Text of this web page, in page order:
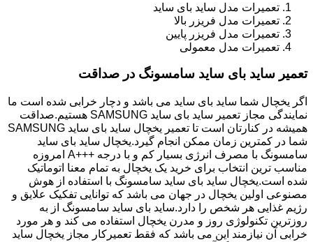
تعمیرات مدل ساید بای ساید
تعمیرات مدل فریزر بالا
تعمیرات مدل فریزر پایین
تعمیرات مدل معمولی
تعمیر ساید بای ساید سامسونگ در صداقت
اگر یخچال شما ساید بای ساید می باشد و دچار خرابی شده است ما
نمایندگی مجاز تعمیر ساید بای ساید SAMSUNG هستیم.صداقت
همیشه در کنارتان است تا تعمیر یخچال ساید بای ساید SAMSUNG
شما در کمترین زمان ممکن انجام گیرد.یخچال ساید بای ساید
سامسونگ با مصرف انرژی بسیار کم و با درجه +++A امروزه
مناسب ترین انتخاب برای خرید یک یخچال به تمام معنا اتوماتیک
شده است.یخچال ساید بای ساید سامسونگ با استفاده از هوش
مصنوعی اولین یخچال در جهان می باشد که توانایی تفکیک علایق و
رژیم غذایی هر شخص را دارد.ساید بای ساید سامسونگ از به
روزترین تکنولوژی روز و مدرن یخچال استفاده می کند و هر مورد
خرابی آن نیازمند این می باشد که فقط تعمیرکار مجاز یخچال ساید